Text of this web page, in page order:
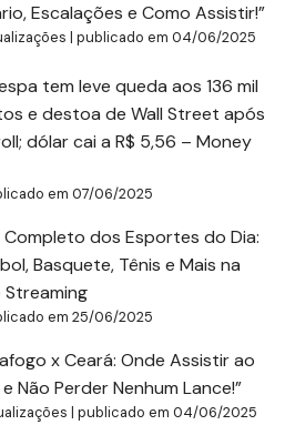
Escalações e Como Assistir!”
|publicado em 04/06/2025
tem leve queda aos 136 mil
e destoa de Wall Street após
dólar cai a R$ 5,56 – Money
em 07/06/2025
Completo dos Esportes do Dia:
Basquete, Tênis e Mais na
Streaming
em 25/06/2025
x Ceará: Onde Assistir ao
Não Perder Nenhum Lance!”
|publicado em 04/06/2025